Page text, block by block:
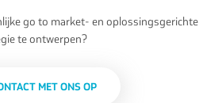
go to market- en oplossingsgerichte
te ontwerpen?
MET ONS OP